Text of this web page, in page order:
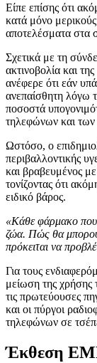
Είπε επίσης ότι
κατά μόνο
αποτελέσματα στα
Σχετικά με τη
ακτινοβολία και
ανέφερε ότι εάν
ανεπαίσθητη λόγω
ποσοστά
τηλεφώνων και
Ωστόσο, ο
περιβαλλοντικής
και βραβευμένος
τονίζοντας ότι
ειδικό βάρος.
«Κάθε φάρμακο που
ζώα. Πώς θα
πρόκειται να
Για τους
μείωση της χρήσης
τις πρωτεύουσες
και οι πύργοι
τηλεφώνων σε
Έκθεση